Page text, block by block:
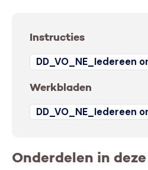
Instructies
DD_VO_NE_Iedereen
Werkbladen
DD_VO_NE_Iedereen
Onderdelen in